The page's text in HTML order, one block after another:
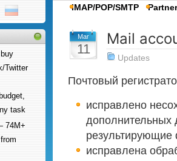
Twitter
task
74M+
IMAP/POP/SMTP
Mar
11
Mail
Updates
Почтовый
исправлено
дополнительных
исправлена